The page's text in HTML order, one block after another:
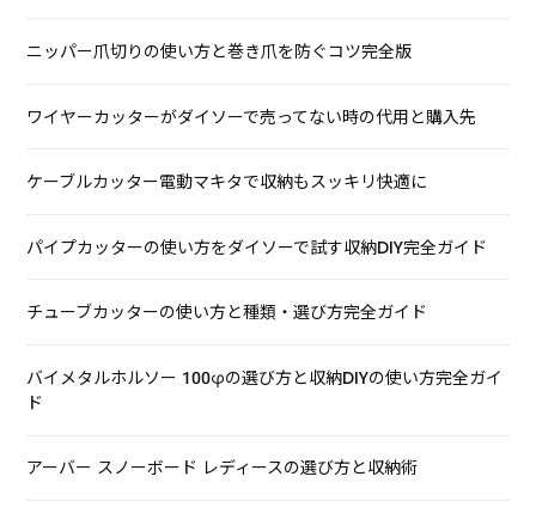
ニッパー爪切りの使い方と巻き爪を防ぐコツ完全版
ワイヤーカッターがダイソーで売ってない時の代用と購入先
ケーブルカッター電動マキタで収納もスッキリ快適に
パイプカッターの使い方をダイソーで試す収納DIY完全ガイド
チューブカッターの使い方と種類・選び方完全ガイド
バイメタルホルソー 100φの選び方と収納DIYの使い方完全ガイ
ド
アーバー スノーボード レディースの選び方と収納術